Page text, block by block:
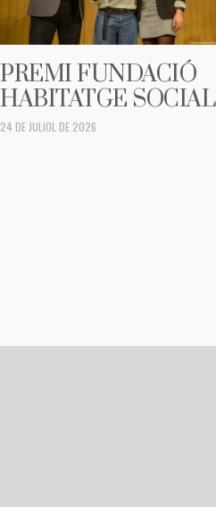
PREMI FUNDACIÓ
HABITATGE SOCIAL
24 DE JULIOL DE 2026